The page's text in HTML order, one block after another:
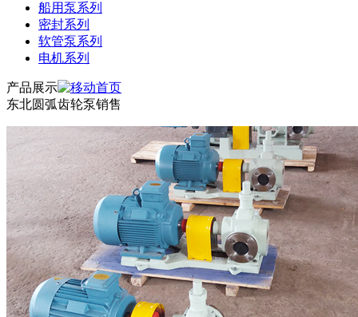
船用泵系列
密封系列
软管泵系列
电机系列
产品展示
东北圆弧齿轮泵销售